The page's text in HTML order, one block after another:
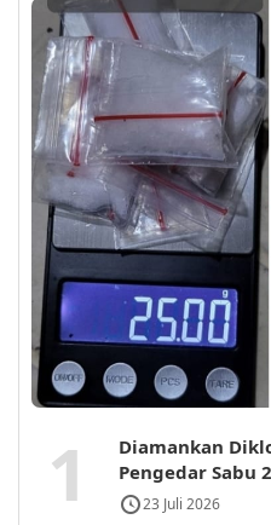
1
Diamankan
Pengedar Sabu
23 Juli 2026